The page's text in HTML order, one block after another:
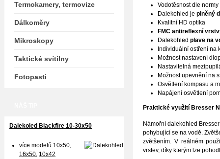
Vodotěsnost dle normy
Dalekohled je plněný
Kvalitní HD optika
FMC antireflexní
Dalekohled plave na
Individuální ostření na
Možnost nastavení
Nastavitelná
Možnost upevnění na
Osvětlení kompasu a
Napájení osvětlení
Praktické využití Bresser
Námořní dalekohled
pohybující se na vodě.
zvětšením. V reálném
vrstev, díky kterým lze
Termokamery, termovize
Dálkoměry
Mikroskopy
Taktické svítilny
Fotopasti
Dalekoled Blackfire 10-30x50
více modelů 10x50,
16x50, 10x42